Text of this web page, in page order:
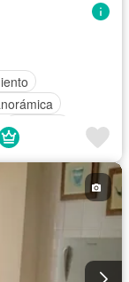
Conserje
Sauna